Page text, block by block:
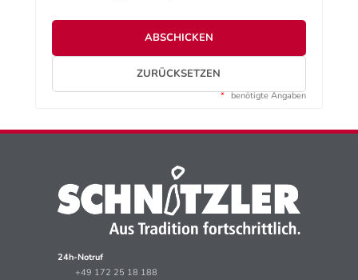
ABSCHICKEN
ZURÜCKSETZEN
* benötigte Angaben
24h-Notruf
+49 172 25 18 188